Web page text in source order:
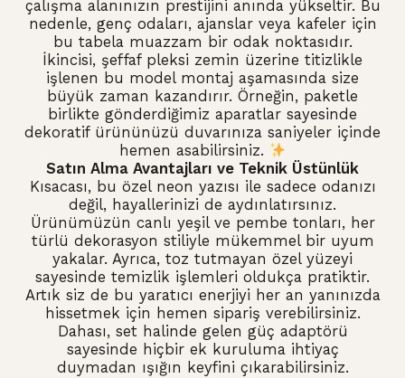
çalışma alanınızın prestijini anında yükseltir. Bu
nedenle,genç odaları,ajanslar veya kafeler için
bu tabela muazzam bir odak noktasıdır.
İkincisi, şeffaf pleksi zemin üzerine titizlikle
işlenen bu model montaj aşamasında size
büyük zaman kazandırır. Örneğin, paketle
birlikte gönderdiğimiz aparatlar sayesinde
dekoratif ürününüzü duvarınıza saniyeler içinde
hemen asabilirsiniz.
Satın Alma Avantajları ve Teknik Üstünlük
Kısacası,bu özel neon yazısı ile sadece odanızı
değil, hayallerinizi de aydınlatırsınız.
Ürünümüzün canlı yeşil ve pembe tonları,her
türlü dekorasyon stiliyle mükemmel bir uyum
yakalar. Ayrıca, toz tutmayan özel yüzeyi
sayesinde temizlik işlemleri oldukça pratiktir.
Artık siz de bu yaratıcı enerjiyi her an yanınızda
hissetmek için hemen sipariş verebilirsiniz.
Dahası,set halinde gelen güç adaptörü
sayesinde hiçbir ek kuruluma ihtiyaç
duymadan ışığın keyfini çıkarabilirsiniz.